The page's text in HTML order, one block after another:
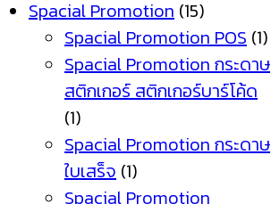
Spacial Promotion (15)
Spacial Promotion POS (1)
Spacial Promotion กระดาษ
สติกเกอร์ สติกเกอร์บาร์โค้ด
(1)
Spacial Promotion กระดาษ
ใบเสร็จ (1)
Spacial Promotion